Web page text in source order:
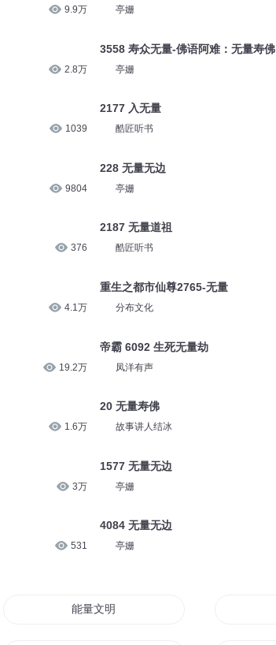
9.9万
2.8万
1039
9804
376
4.1万
19.2万
1.6万
3万
531
亭姗
3558 寿众无量-佛语阿难：无量寿佛
亭姗
2177 入无量
酷匠听书
228 无量无边
亭姗
2187 无量道祖
酷匠听书
重生之都市仙尊2765-无量
分布文化
帝霸 6092 生死无量劫
凤洋有声
20 无量寿佛
故事讲人结冰
1577 无量无边
亭姗
4084 无量无边
亭姗
能量文明